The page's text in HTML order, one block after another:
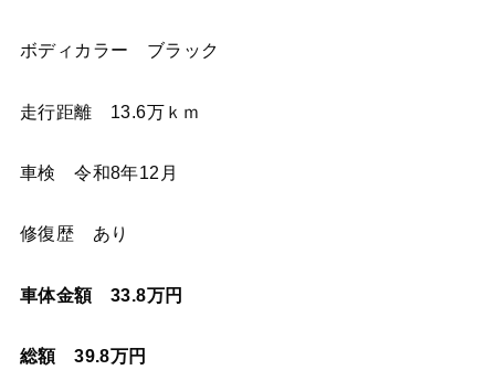
ボディカラー ブラック
走行距離 13.6万ｋｍ
車検 令和8年12月
修復歴 あり
車体金額 33.8万円
総額 39.8万円